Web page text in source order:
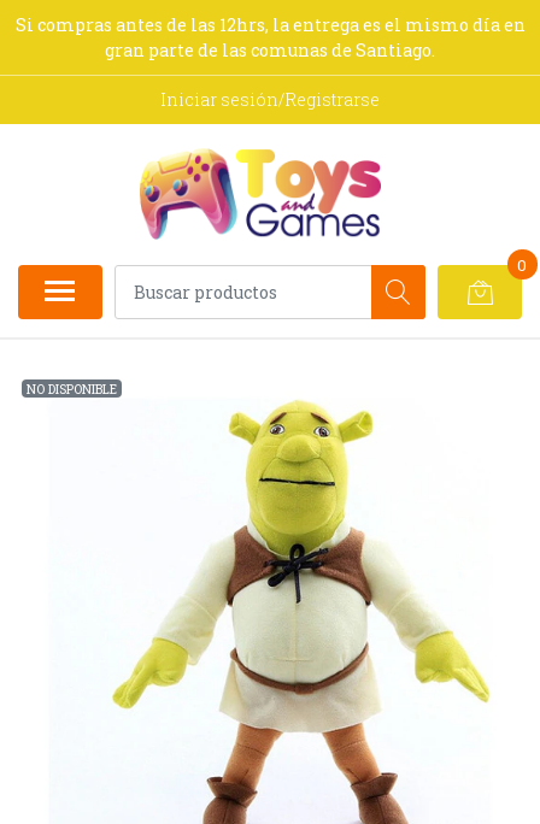
Si compras antes de las 12hrs, la entrega es el mismo día en
gran parte de las comunas de Santiago.
Iniciar sesión/Registrarse
0
NO DISPONIBLE